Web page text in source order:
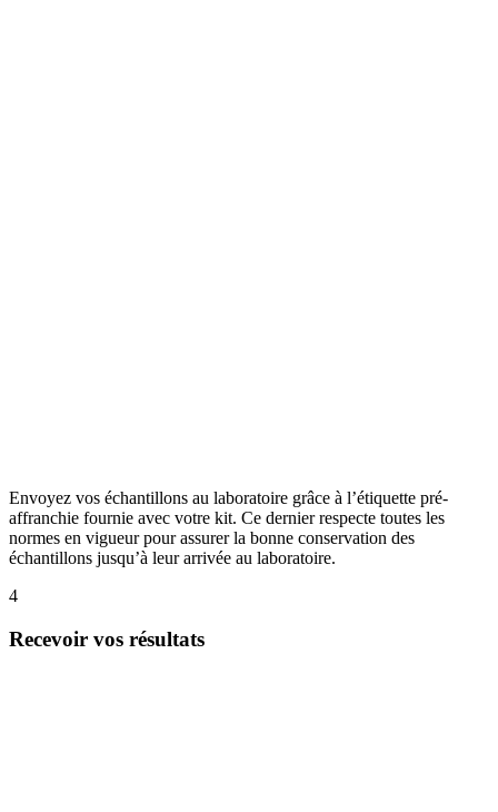
Envoyez vos échantillons au laboratoire grâce à l’étiquette pré-
affranchie fournie avec votre kit. Ce dernier respecte toutes les
normes en vigueur pour assurer la bonne conservation des
échantillons jusqu’à leur arrivée au laboratoire.
4
Recevoir vos résultats